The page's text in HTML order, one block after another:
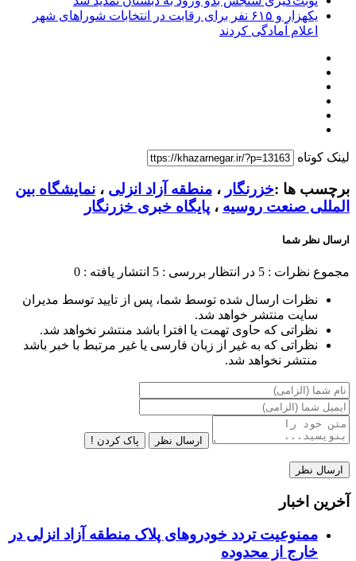
یکهزار و ۶۱۵ نفر برای رقابت در انتخابات شوراهای شهر
اعلام آمادگی کردند
لینک کوتاه
برچسب ها :خزرنگار ، منطقه آزاد انزلی ، نمایشگاه بین
المللی صنعت روسیه ، پایگاه خبری خزرنگار
ارسال نظر شما
مجموع نظرات : 5 در انتظار بررسی : 5 انتشار یافته : 0
نظرات ارسال شده توسط شما، پس از تایید توسط مدیران
سایت منتشر خواهد شد.
نظراتی که حاوی تهمت یا افترا باشد منتشر نخواهد شد.
نظراتی که به غیر از زبان فارسی یا غیر مرتبط با خبر باشد
منتشر نخواهد شد.
ارسال نظر پاک کردن !
آخرین اخبار
ممنوعیت تردد خودروهای پلاک منطقه آزاد انزلی در
خارج از محدوده